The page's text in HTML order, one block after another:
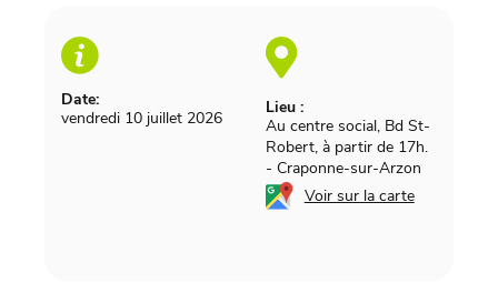
Date:
vendredi 10 juillet 2026
Lieu :
Au centre social, Bd St-
Robert, à partir de 17h.
- Craponne-sur-Arzon
Voir sur la carte